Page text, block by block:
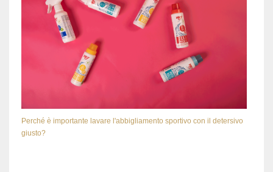
Perché è importante lavare l'abbigliamento sportivo con il detersivo
giusto?